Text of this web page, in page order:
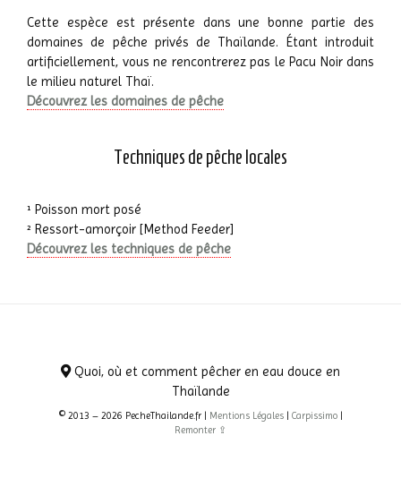
Cette espèce est présente dans une bonne partie des
domaines de pêche privés de Thaïlande. Étant introduit
artificiellement, vous ne rencontrerez pas le Pacu Noir dans
le milieu naturel Thaï.
Découvrez les domaines de pêche
Techniques de pêche locales
¹ Poisson mort posé
² Ressort-amorçoir [Method Feeder]
Découvrez les techniques de pêche
Quoi, où et comment pêcher en eau douce en
Thaïlande
© 2013 – 2026 PecheThailande.fr | Mentions Légales| Carpissimo|
Remonter ⇪